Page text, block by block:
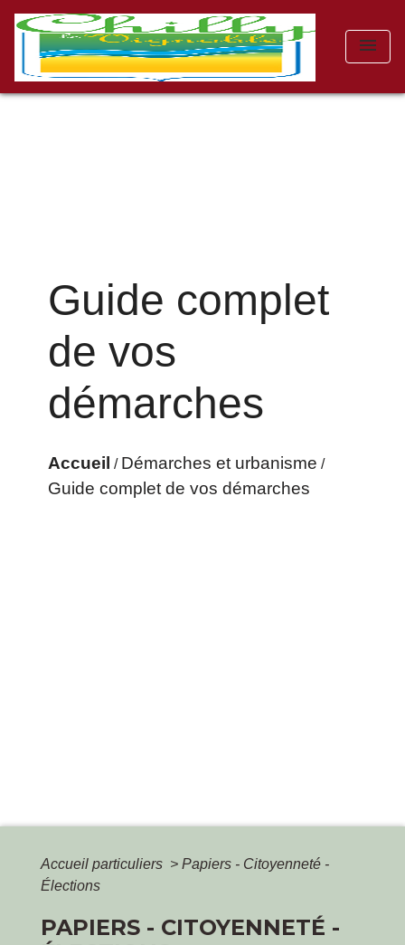
menu
Guide complet
de vos
démarches
Accueil / Démarches et urbanisme /
Guide complet de vos démarches
Accueil particuliers > Papiers - Citoyenneté -
Élections
PAPIERS - CITOYENNETÉ -